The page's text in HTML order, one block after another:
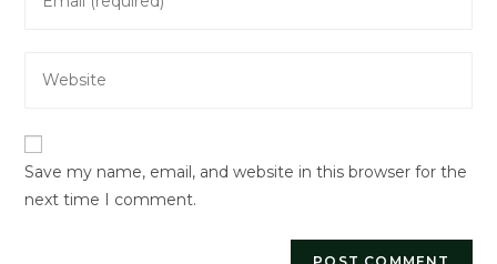
comment
address
URL
(optional)
Save my name, email, and website in this browser for the
next time I comment.